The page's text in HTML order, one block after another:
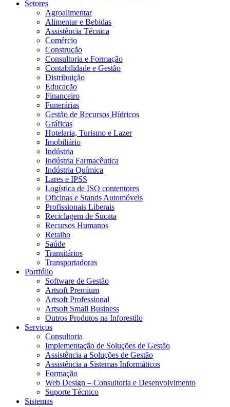
Setores
Agroalimentar
Alimentar e Bebidas
Assistência Técnica
Comércio
Construção
Consultoria e Formação
Contabilidade e Gestão
Distribuição
Educação
Financeiro
Funerárias
Gestão de Recursos Hídricos
Gráficas
Hotelaria, Turismo e Lazer
Imobiliário
Indústria
Indústria Farmacêutica
Indústria Química
Lares e IPSS
Logística de ISO contentores
Oficinas e Stands Automóveis
Profissionais Liberais
Reciclagem de Sucata
Recursos Humanos
Retalho
Saúde
Transitários
Transportadoras
Portfólio
Software de Gestão
Artsoft Premium
Artsoft Professional
Artsoft Small Business
Outros Produtos na Inforestilo
Serviços
Consultoria
Implementação de Soluções de Gestão
Assistência a Soluções de Gestão
Assistência a Sistemas Informáticos
Formação
Web Design – Consultoria e Desenvolvimento
Suporte Técnico
Sistemas